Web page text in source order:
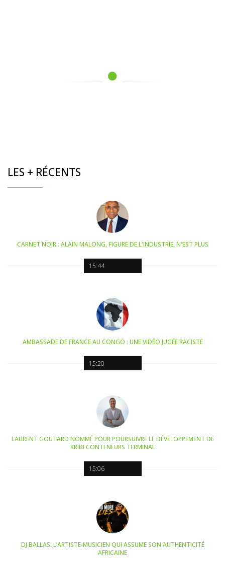
LES + RÉCENTS
15:44
CARNET NOIR : ALAIN MALONG, FIGURE DE L'INDUSTRIE, N'EST PLUS
15:20
AMBASSADE DE FRANCE AU CONGO : UNE VIDÉO JUGÉE RACISTE
15:06
LAURENT GOUTARD NOMMÉ POUR POURSUIVRE LE DÉVELOPPEMENT DE
KRIBI CONTENEURS TERMINAL
DJ BALLAS: L’ARTISTE-MUSICIEN QUI ASSUME SON AUTHENTICITÉ
AFRICAINE